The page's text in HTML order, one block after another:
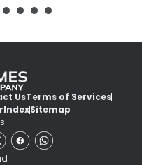
UsTerms of Services
IndexSitemap